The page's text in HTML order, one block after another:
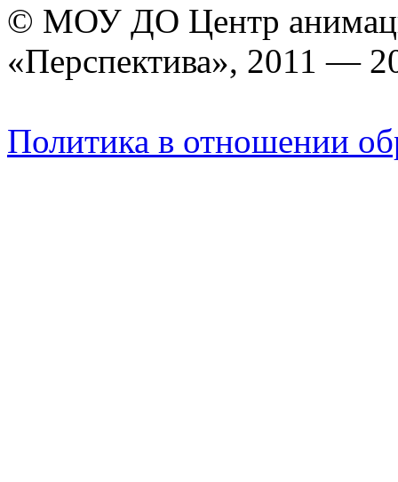
© МОУ ДО Центр
«Перспектива», 2011 —
Политика в отношении